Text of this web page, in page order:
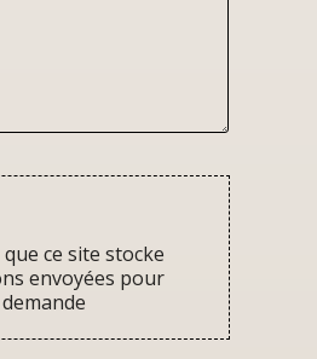
que ce site stocke
envoyées pour